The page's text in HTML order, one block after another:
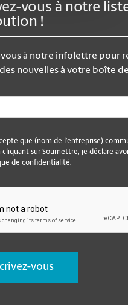
vous à notre
!
vous à notre infolettre pour
nouvelles à votre boîte
que (nom de l’entreprise)
cliquant sur Soumettre, je déclare
de confidentialité.